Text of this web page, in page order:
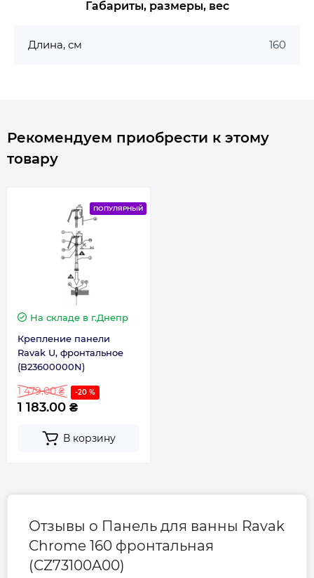
Габариты, размеры, вес
Длина, см 160
Рекомендуем приобрести к этому
товару
ПОПУЛЯРНЫЙ
На складе в г.Днепр
Крепление панели
Ravak U, фронтальное
(B23600000N)
1 479.00 ₴ -20 %
1 183.00 ₴
В корзину
Отзывы о Панель для ванны Ravak
Chrome 160 фронтальная
(CZ73100A00)